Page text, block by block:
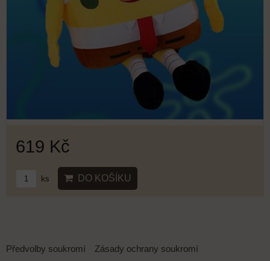
619 Kč
ks DO KOŠÍKU
Předvolby soukromí Zásady ochrany soukromí